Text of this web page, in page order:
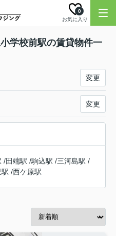
お気に入り
0
学校前駅の賃貸物件一
変更
変更
/田端駅 /駒込駅 /三河島駅 /
駅 /西ケ原駅